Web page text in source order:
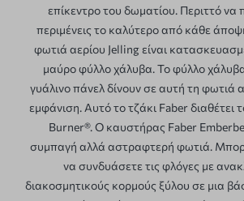
επίκεντρο του δωματίου. Περιττό να
περιμένεις το καλύτερο από κάθε
φωτιά αερίου Jelling είναι
μαύρο φύλλο χάλυβα. Το φύλλο
γυάλινο πάνελ δίνουν σε αυτή τη φωτιά
εμφάνιση. Αυτό το τζάκι Faber διαθέτει
Burner®. Ο καυστήρας Faber
συμπαγή αλλά αστραφτερή φωτιά.
να συνδυάσετε τις φλόγες με
διακοσμητικούς κορμούς ξύλου σε μια